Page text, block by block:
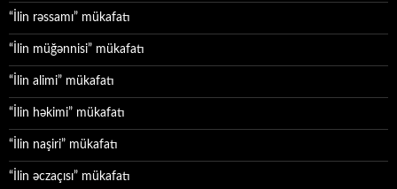
“İlin rəssamı” mükafatı
“İlin müğənnisi” mükafatı
“İlin alimi” mükafatı
“İlin həkimi” mükafatı
“İlin naşiri” mükafatı
“İlin əczaçısı” mükafatı